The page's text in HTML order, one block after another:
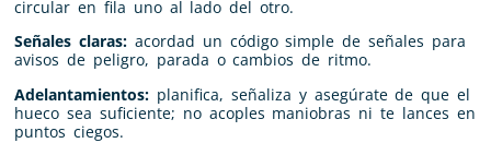
circular en fila uno al lado del otro.
Señales claras:acordad un código simple de señales para
avisos de peligro, parada o cambios de ritmo.
Adelantamientos: planifica, señaliza y asegúrate de que el
hueco sea suficiente; no acoples maniobras ni te lances en
puntos ciegos.